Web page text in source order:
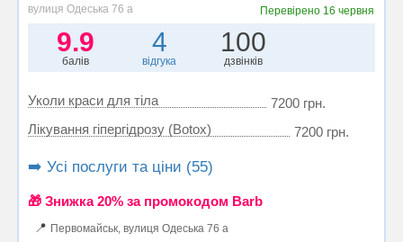
вулиця Одеська 76 а Перевірено 16 червня
9.9
балів
4
відгука
100
дзвінків
Уколи краси для тіла
7200 грн.
Лікування гіпергідрозу (Botox)
7200 грн.
➡️ Усі послуги та ціни (55)
🎁 Знижка 20% за промокодом Barb
📍 Первомайськ, вулиця Одеська 76 а